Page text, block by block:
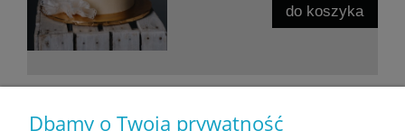
do koszyka
Dbamy o Twoją prywatność